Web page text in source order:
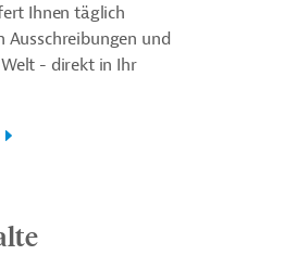
Ihnen täglich
Ausschreibungen und
- direkt in Ihr